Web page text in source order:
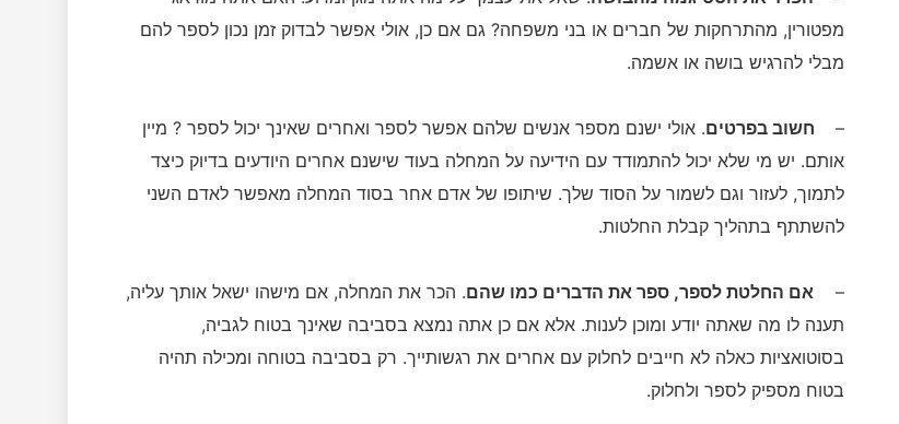
מפטורין, מהתרחקות של חברים או בני משפחה? גם אם כן, אולי אפשר לבדוק זמן נכון לספר להם
מבלי להרגיש בושה או אשמה.
– חשוב בפרטים. אולי ישנם מספר אנשים שלהם אפשר לספר ואחרים שאינך יכול לספר ? מיין
אותם. יש מי שלא יכול להתמודד עם הידיעה על המחלה בעוד שישנם אחרים היודעים בדיוק כיצד
לתמוך, לעזור וגם לשמור על הסוד שלך. שיתופו של אדם אחר בסוד המחלה מאפשר לאדם השני
להשתתף בתהליך קבלת החלטות.
– אם החלטת לספר, ספר את הדברים כמו שהם. הכר את המחלה, אם מישהו ישאל אותך עליה,
תענה לו מה שאתה יודע ומוכן לענות. אלא אם כן אתה נמצא בסביבה שאינך בטוח לגביה,
בסוטואציות כאלה לא חייבים לחלוק עם אחרים את רגשותייך. רק בסביבה בטוחה ומכילה תהיה
בטוח מספיק לספר ולחלוק.